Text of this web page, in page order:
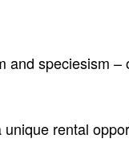
speciesism
unique rental